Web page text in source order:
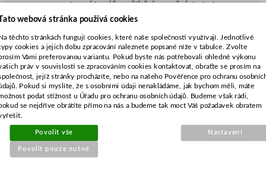
nylonový kartáč pro čištění zpevněných ploch
od plevele
průměr uchycení 25,4mm + redukce na
20,0mm
SOUVISEJÍCÍ PRODUKTY
Koncovka zapalovací svíčky
webová stránka používá cookies
těchto stránkách fungují cookies, které naše společnosti využívají. Jednotlivé
cookies a jejich dobu zpracování naleznete popsané níže v tabulce. Zvolte
Vámi preferovanou variantu. Pokud byste nás potřebovali ohledně výkonu
práv v souvislosti se zpracováním cookies kontaktovat, obraťte se prosím na
jejíž stránky procházíte, nebo na našeho Pověřence pro ochranu
Pokud si myslíte, že s osobními údaji nenakládáme, jak bychom měli, máte
podat stížnost u Úřadu pro ochranu osobních údajů. Budeme však rádi,
se nejdříve obrátíte přímo na nás a budeme tak moct Váš požadavek obratem
Povolit vše
Povolit pouze nutné
Nastavení